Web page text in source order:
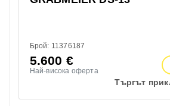
Брой: 11376187
5.600 €
Най-висока оферта
Търгът